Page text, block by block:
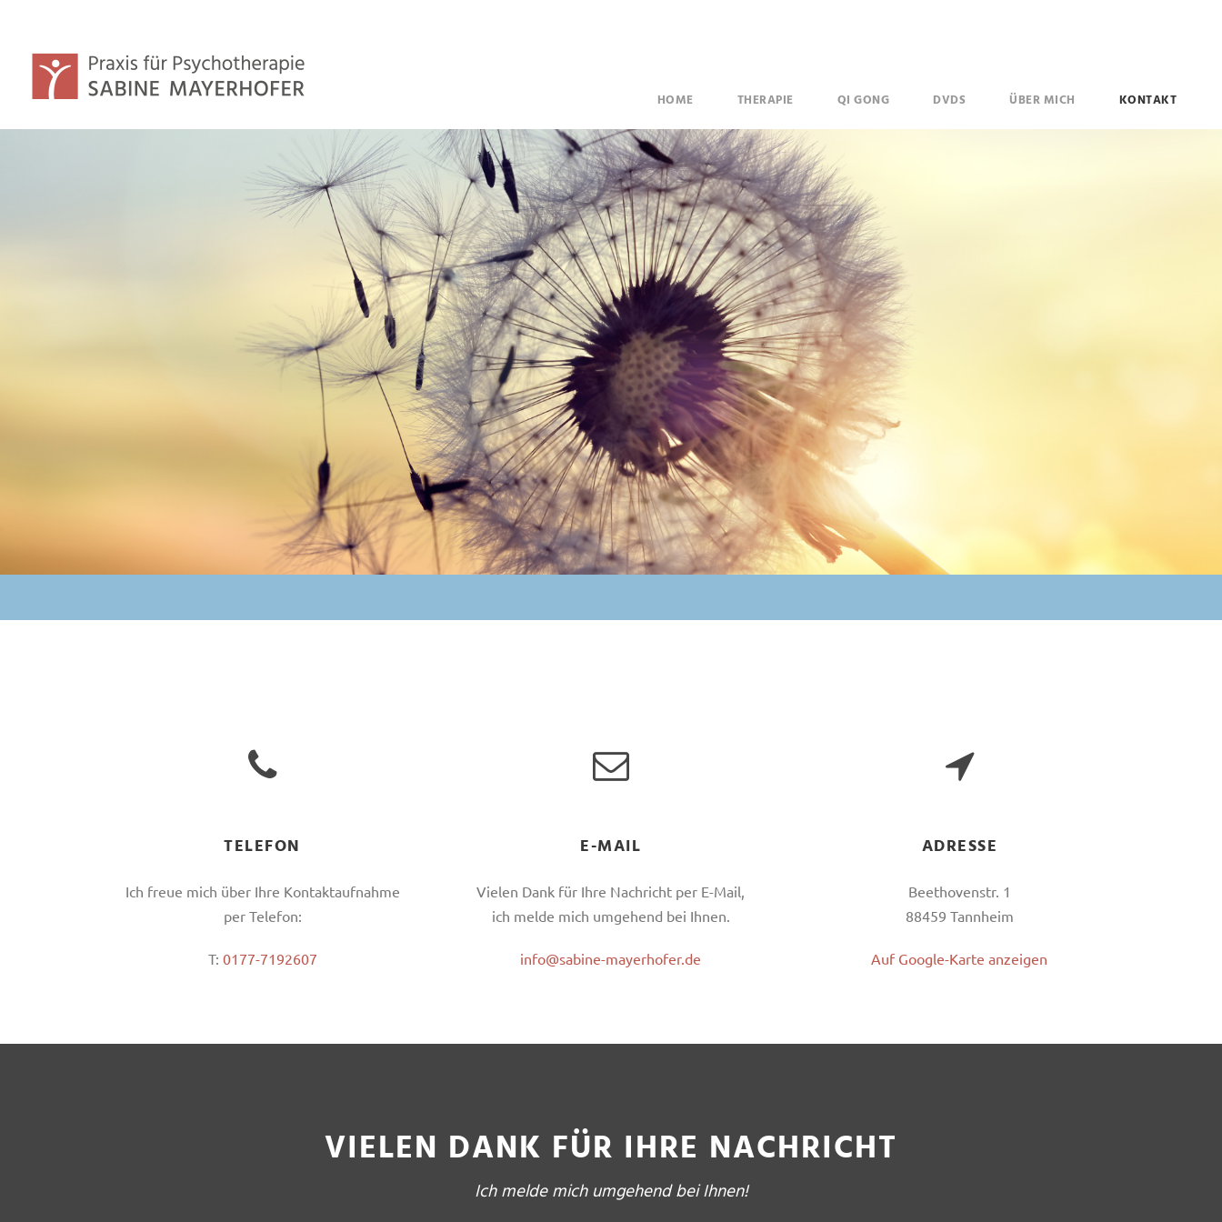
HOME THERAPIE QI GONG DVDS ÜBER MICH KONTAKT
TELEFON
Ich freue mich über Ihre Kontaktaufnahme
per Telefon:
T: 0177-7192607
E-MAIL
Vielen Dank für Ihre Nachricht per E-Mail,
ich melde mich umgehend bei Ihnen.
info@sabine-mayerhofer.de
ADRESSE
Beethovenstr. 1
88459 Tannheim
Auf Google-Karte anzeigen
VIELEN DANK FÜR IHRE NACHRICHT
Ich melde mich umgehend bei Ihnen!